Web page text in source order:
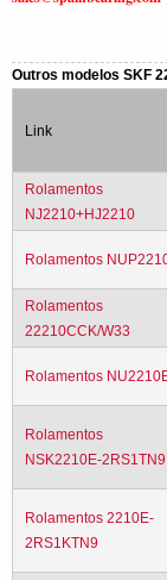
Outros modelos SKF
Link
Rolamentos
NJ2210+HJ2210
Rolamentos
Rolamentos
22210CCK/W33
Rolamentos
Rolamentos
NSK2210E-2RS1TN9
Rolamentos 2210E-
2RS1KTN9